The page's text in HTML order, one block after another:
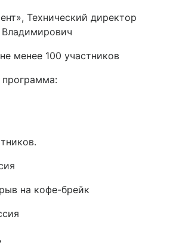
Технический директор
менее 100 участников
программа:
на кофе-брейк